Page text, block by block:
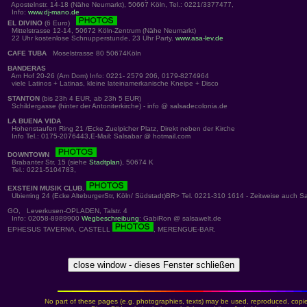
Apostelnstr. 14-18 (Nähe Neumarkt), 50667 Köln, Tel.: 0221/3377477,
Info: www.dj-mano.de
EL DIVINO (6 Euro)
Mittelstrasse 12-14, 50672 Köln-Zentrum (Nähe Neumarkt)
22 Uhr kostenlose Schnupperstunde, 23 Uhr Party. www.asa-lev.de
CAFE TUBA Moselstrasse 80 50674Köln
BANDERAS
Am Hof 20-26 (Am Dom) Info: 0221- 2579 206, 0179-8274964
viele Latinos + Latinas, kleine lateinamerkanische Kneipe + Disco
STANTON (bis 23h 4 EUR, ab 23h 5 EUR)
Schildergasse (hinter der Antoniterkirche) - info @ salsadecolonia.de
LA BUENA VIDA
Hohenstaufen Ring 21 /Ecke Zuelpicher Platz, Direkt neben der Kirche
Info Tel.: 0175-2076443,E-Mail: Salsabar @ hotmail.com
DOWNTOWN
Brabanter Str. 15 (siehe Stadtplan), 50674 K
Tel.: 0221-5104783,
EXSTEIN MUSIK CLUB,
Ubierring 24 (Ecke AlteburgerStr, Köln/ Südstadt)BR> Tel. 0221-310 1614 - Zeitweise auch
GO, Leverkusen-OPLADEN, Talstr. 4
Info: 02058-8989900 Wegbeschreibung: GabiRon @ salsawelt.de
EPHESUS TAVERNA, CASTELL
, MERENGUE-BAR.
No part of these pages (e.g. photographies, texts) may be used, reproduced,